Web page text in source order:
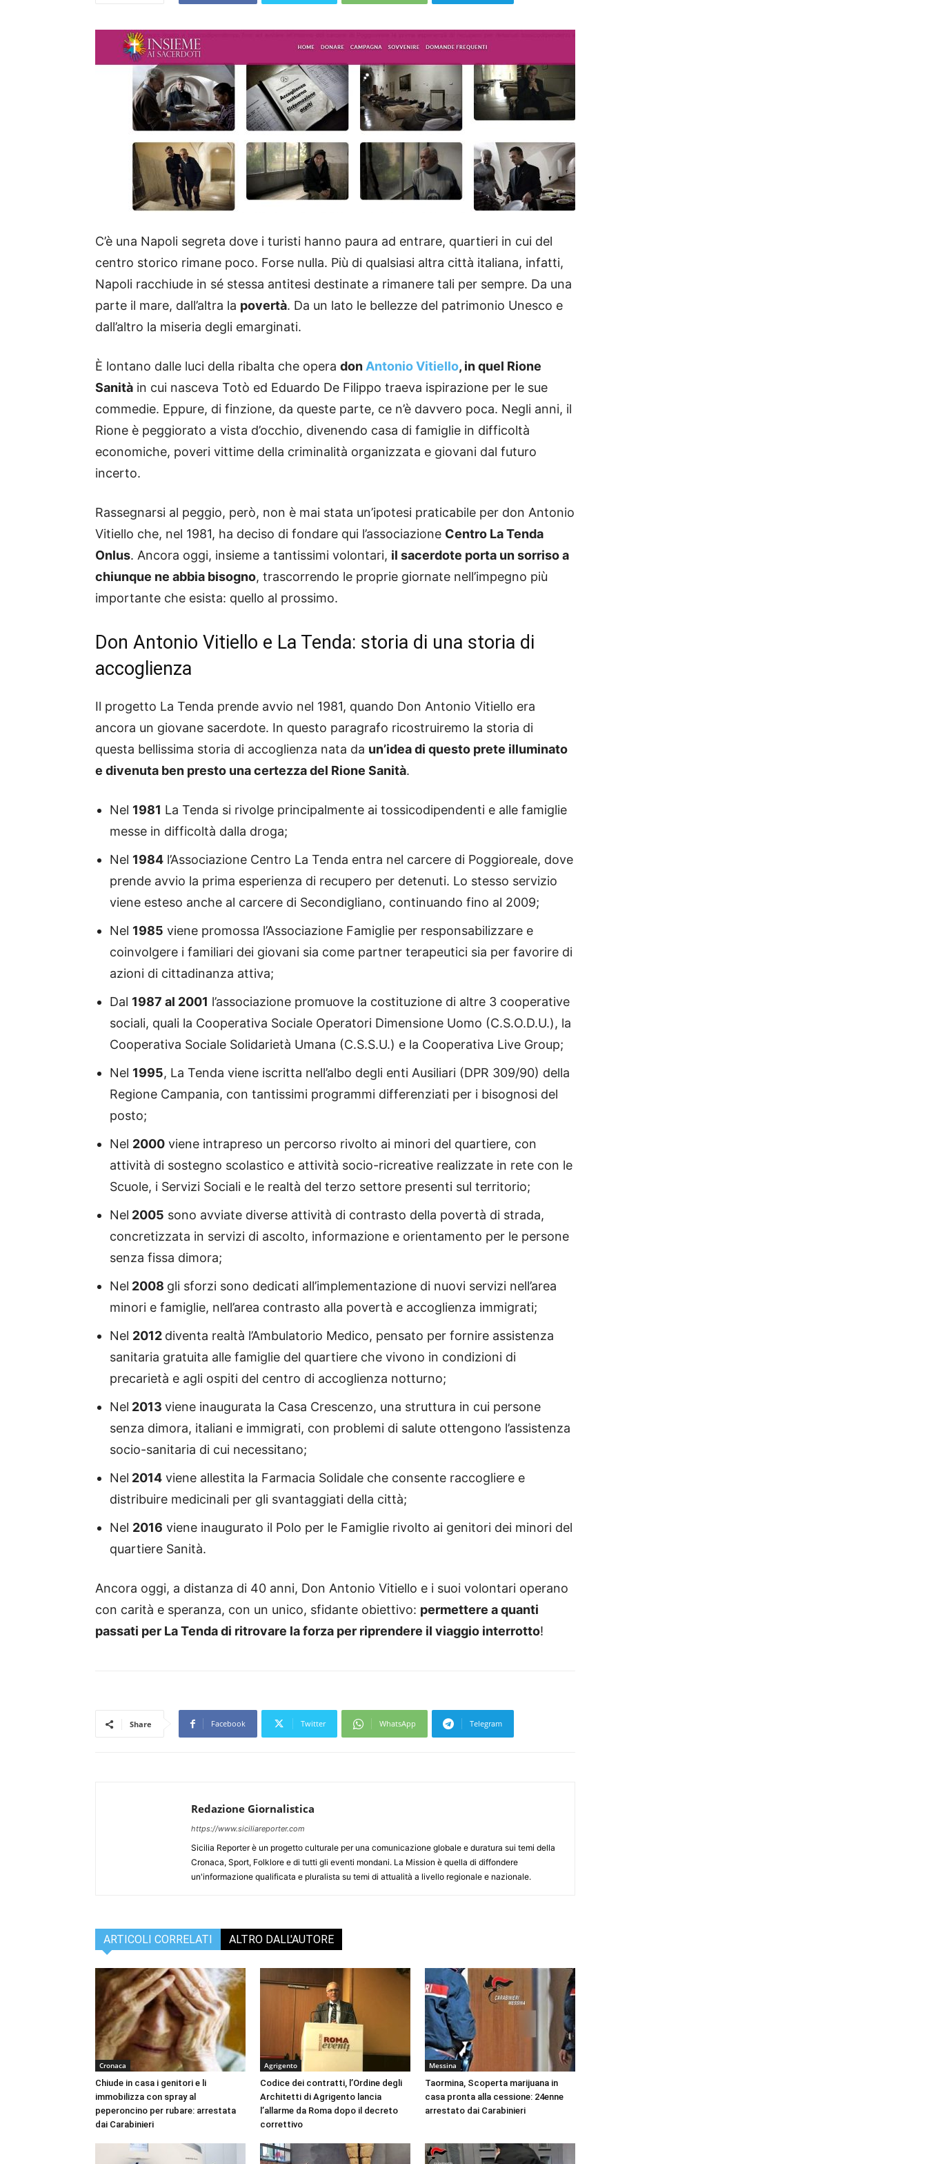
C’è una Napoli segreta dove i turisti hanno paura ad entrare, quartieri in cui del
centro storico rimane poco. Forse nulla. Più di qualsiasi altra città italiana, infatti,
Napoli racchiude in sé stessa antitesi destinate a rimanere tali per sempre. Da una
parte il mare, dall’altra la povertà. Da un lato le bellezze del patrimonio Unesco e
dall’altro la miseria degli emarginati.
È lontano dalle luci della ribalta che opera don Antonio Vitiello, in quel Rione
Sanità in cui nasceva Totò ed Eduardo De Filippo traeva ispirazione per le sue
commedie. Eppure, di finzione, da queste parte, ce n’è davvero poca. Negli anni, il
Rione è peggiorato a vista d’occhio, divenendo casa di famiglie in difficoltà
economiche, poveri vittime della criminalità organizzata e giovani dal futuro
incerto.
Rassegnarsi al peggio, però, non è mai stata un’ipotesi praticabile per don Antonio
Vitiello che, nel 1981, ha deciso di fondare qui l’associazione Centro La Tenda
Onlus. Ancora oggi, insieme a tantissimi volontari, il sacerdote porta un sorriso a
chiunque ne abbia bisogno, trascorrendo le proprie giornate nell’impegno più
importante che esista: quello al prossimo.
Don Antonio Vitiello e La Tenda: storia di una storia di
accoglienza
Il progetto La Tenda prende avvio nel 1981, quando Don Antonio Vitiello era
ancora un giovane sacerdote. In questo paragrafo ricostruiremo la storia di
questa bellissima storia di accoglienza nata da un’idea di questo prete illuminato
e divenuta ben presto una certezza del Rione Sanità.
Nel 1981 La Tenda si rivolge principalmente ai tossicodipendenti e alle famiglie
messe in difficoltà dalla droga;
Nel 1984 l’Associazione Centro La Tenda entra nel carcere di Poggioreale, dove
prende avvio la prima esperienza di recupero per detenuti. Lo stesso servizio
viene esteso anche al carcere di Secondigliano, continuando fino al 2009;
Nel 1985 viene promossa l’Associazione Famiglie per responsabilizzare e
coinvolgere i familiari dei giovani sia come partner terapeutici sia per favorire di
azioni di cittadinanza attiva;
Dal 1987 al 2001 l’associazione promuove la costituzione di altre 3 cooperative
sociali, quali la Cooperativa Sociale Operatori Dimensione Uomo (C.S.O.D.U.), la
Cooperativa Sociale Solidarietà Umana (C.S.S.U.) e la Cooperativa Live Group;
Nel 1995, La Tenda viene iscritta nell’albo degli enti Ausiliari (DPR 309/90) della
Regione Campania, con tantissimi programmi differenziati per i bisognosi del
posto;
Nel 2000 viene intrapreso un percorso rivolto ai minori del quartiere, con
attività di sostegno scolastico e attività socio-ricreative realizzate in rete con le
Scuole, i Servizi Sociali e le realtà del terzo settore presenti sul territorio;
Nel 2005 sono avviate diverse attività di contrasto della povertà di strada,
concretizzata in servizi di ascolto, informazione e orientamento per le persone
senza fissa dimora;
Nel 2008 gli sforzi sono dedicati all’implementazione di nuovi servizi nell’area
minori e famiglie, nell’area contrasto alla povertà e accoglienza immigrati;
Nel 2012 diventa realtà l’Ambulatorio Medico, pensato per fornire assistenza
sanitaria gratuita alle famiglie del quartiere che vivono in condizioni di
precarietà e agli ospiti del centro di accoglienza notturno;
Nel 2013 viene inaugurata la Casa Crescenzo, una struttura in cui persone
senza dimora, italiani e immigrati, con problemi di salute ottengono l’assistenza
socio-sanitaria di cui necessitano;
Nel 2014 viene allestita la Farmacia Solidale che consente raccogliere e
distribuire medicinali per gli svantaggiati della città;
Nel 2016 viene inaugurato il Polo per le Famiglie rivolto ai genitori dei minori del
quartiere Sanità.
Ancora oggi, a distanza di 40 anni, Don Antonio Vitiello e i suoi volontari operano
con carità e speranza, con un unico, sfidante obiettivo: permettere a quanti
passati per La Tenda di ritrovare la forza per riprendere il viaggio interrotto!
Share Facebook Twitter WhatsApp Telegram
Redazione Giornalistica
https://www.siciliareporter.com
Sicilia Reporter è un progetto culturale per una comunicazione globale e duratura sui temi della
Cronaca, Sport, Folklore e di tutti gli eventi mondani. La Mission è quella di diffondere
un'informazione qualificata e pluralista su temi di attualità a livello regionale e nazionale.
ARTICOLI CORRELATI ALTRO DALL'AUTORE
Cronaca
Chiude in casa i genitori e li
immobilizza con spray al
peperoncino per rubare: arrestata
dai Carabinieri
Agrigento
Codice dei contratti, l’Ordine degli
Architetti di Agrigento lancia
l’allarme da Roma dopo il decreto
correttivo
Messina
Taormina, Scoperta marijuana in
casa pronta alla cessione: 24enne
arrestato dai Carabinieri